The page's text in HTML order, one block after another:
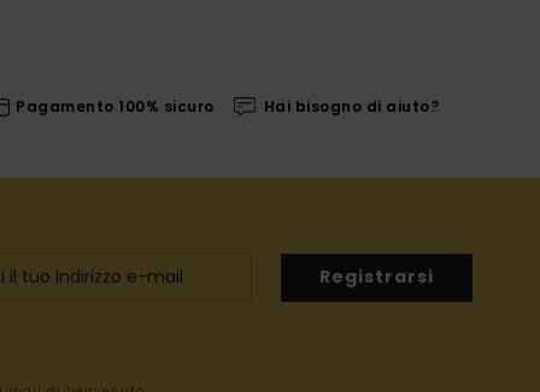
Pagamento 100% sicuro Hai bisogno di aiuto?
Registrarsi